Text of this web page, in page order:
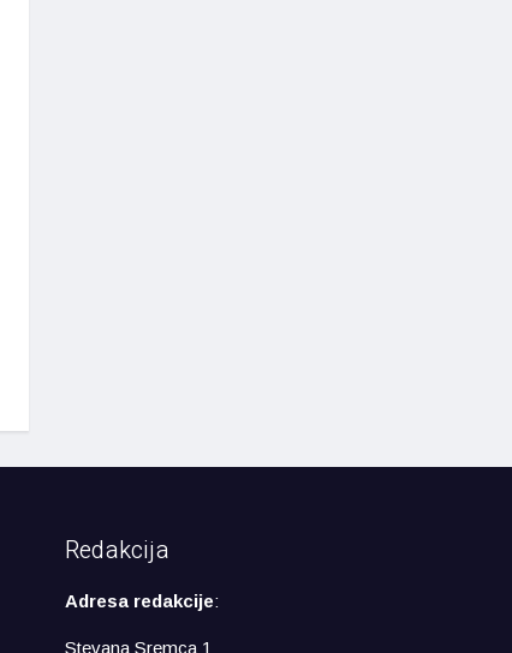
Redakcija
Adresa redakcije:
Stevana Sremca 1